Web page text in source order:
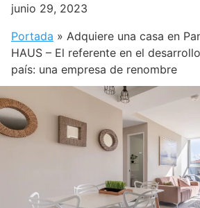
junio 29, 2023
Portada » Adquiere una casa en
HAUS – El referente en el
país: una empresa de renombre